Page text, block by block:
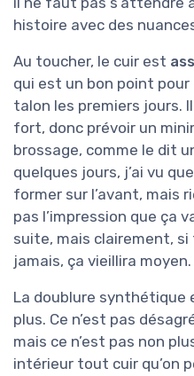
histoire avec des
Au toucher, le cuir est
qui est un bon point
talon les premiers jours.
fort, donc prévoir un
brossage, comme le dit
quelques jours, j’ai vu
former sur l’avant, mais
pas l’impression que ça
suite, mais clairement,
jamais, ça vieillira moyen.
La doublure
plus. Ce n’est pas
mais ce n’est pas non
intérieur tout cuir qu’on